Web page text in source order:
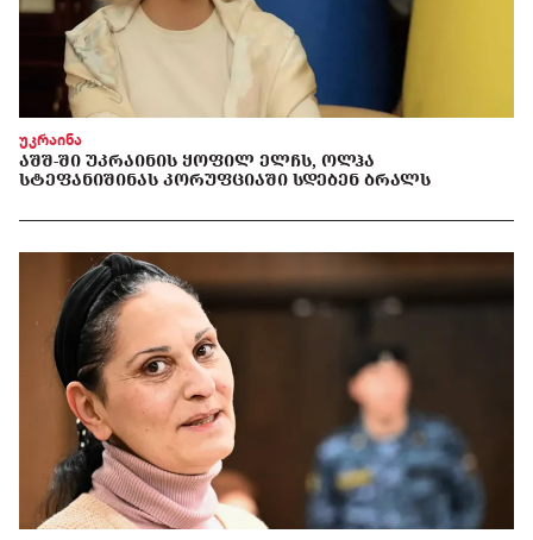
უკრაინა
ᲐᲨᲨ-ᲨᲘ ᲣᲙᲠᲐᲘᲜᲘᲡ ᲧᲝᲤᲘᲚ ᲔᲚᲩᲡ, ᲝᲚᲰᲐ
ᲡᲢᲔᲤᲐᲜᲘᲨᲘᲜᲐᲡ ᲙᲝᲠᲣᲤᲪᲘᲐᲨᲘ ᲡᲓᲔᲑᲔᲜ ᲑᲠᲐᲚᲡ